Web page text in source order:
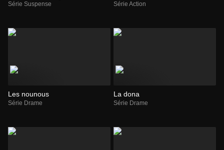
Série Suspense Série Action
Les nounous
Série Drame
La dona
Série Drame